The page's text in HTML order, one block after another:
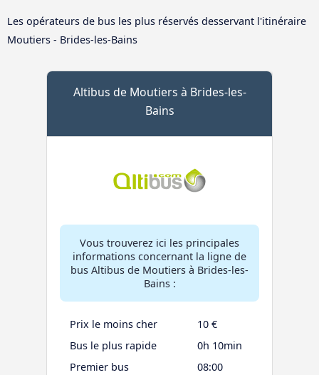
Les opérateurs de bus les plus réservés desservant l'itinéraire
Moutiers - Brides-les-Bains
Altibus de Moutiers à Brides-les-
Bains
Vous trouverez ici les principales
informations concernant la ligne de
bus Altibus de Moutiers à Brides-les-
Bains :
Prix le moins cher
10 €
Bus le plus rapide
0h 10min
Premier bus
08:00